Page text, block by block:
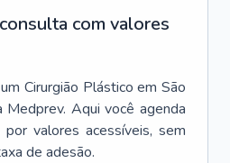
com valores
Cirurgião Plástico em São
Medprev. Aqui você agenda
valores acessíveis, sem
de adesão.